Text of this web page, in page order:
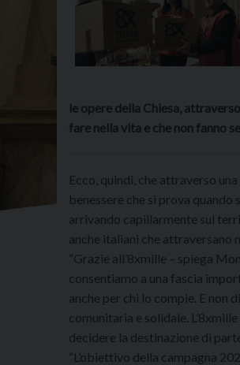
le opere della Chiesa,
fare nella vita e che non fanno
Ecco, quindi, che attraverso
benessere che si prova quando
arrivando capillarmente sul
anche italiani che attraversano
“Grazie all’8xmille – spiega
consentiamo a una fascia
anche per chi lo compie. E non
comunitaria e solidale.
decidere la destinazione di
“L’obiettivo della campagna